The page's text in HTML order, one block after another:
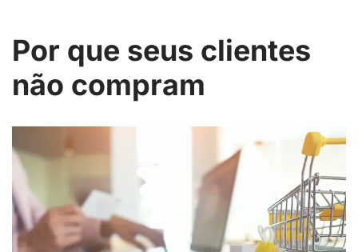
Por que seus clientes
não compram